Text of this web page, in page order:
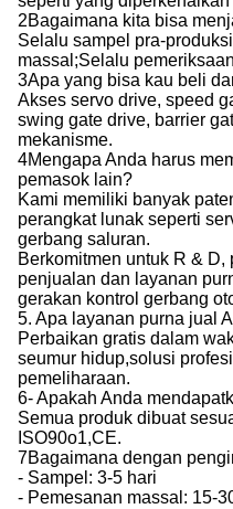
2Bagaimana kita bisa
Selalu sampel pra-
massal;Selalu
3Apa yang bisa kau beli
Akses servo drive, speed
swing gate drive, barrier
mekanisme.
4Mengapa Anda harus
pemasok lain?
Kami memiliki banyak
perangkat lunak seperti
gerbang saluran.
Berkomitmen untuk R &
penjualan dan layanan
gerakan kontrol gerbang
5. Apa layanan purna jual
Perbaikan gratis dalam
seumur hidup,solusi
pemeliharaan.
6- Apakah Anda
Semua produk dibuat
ISO90o1,CE.
7Bagaimana dengan
- Sampel: 3-5 hari
- Pemesanan massal: 15-